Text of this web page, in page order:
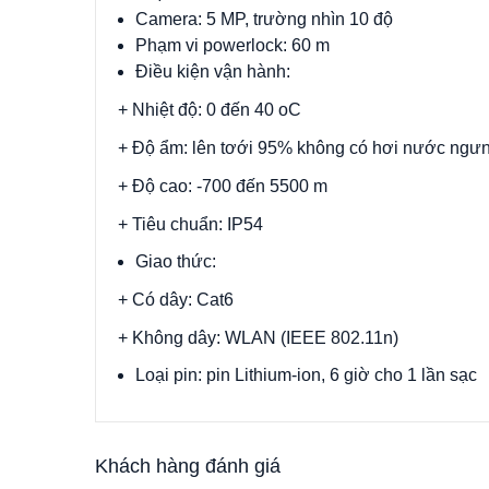
Camera: 5 MP, trường nhìn 10 độ
Phạm vi powerlock: 60 m
Điều kiện vận hành:
+ Nhiệt độ: 0 đến 40 oC
+ Độ ẩm: lên tơới 95% không có hơi nước
+ Độ cao: -700 đến 5500 m
+ Tiêu chuẩn: IP54
Giao thức:
+ Có dây: Cat6
+ Không dây: WLAN (IEEE 802.11n)
Loại pin: pin Lithium-ion, 6 giờ cho 1 lần sạc
Khách hàng đánh giá